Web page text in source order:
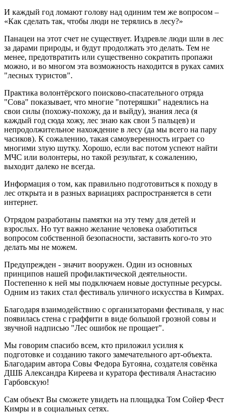
И каждый год ломают голову над одиним тем же вопросом –
«Как сделать так, чтобы люди не терялись в лесу?»
Панацеи на этот счет не существует. Издревле люди шли в лес
за дарами природы, и будут продолжать это делать. Тем не
менее, предотвратить или существенно сократить пропажи
можно, и во многом эта возможность находится в руках самих
"лесных туристов".
Практика волонтёрского поисково-спасательного отряда
"Сова" показывает, что многие "потеряшки" надеялись на
свои силы (похожу-похожу, да и выйду), знания леса (я
каждый год сюда хожу, лес знаю как свои 5 пальцев) и
непродолжительное нахождение в лесу (да мы всего на пару
часиков). К сожалению, такая самоуверенность играет со
многими злую шутку. Хорошо, если вас потом успеют найти
МЧС или волонтеры, но такой результат, к сожалению,
выходит далеко не всегда.
Информация о том, как правильно подготовиться к походу в
лес открыта и в разных вариациях распространяется в сети
интернет.
Отрядом разработаны памятки на эту тему для детей и
взрослых. Но тут важно желание человека озаботиться
вопросом собственной безопасности, заставить кого-то это
делать мы не можем.
Предупрежден - значит вооружен. Один из основных
принципов нашей профилактической деятельности.
Постепенно к ней мы подключаем новые доступные ресурсы.
Одним из таких стал фестиваль уличного искусства в Кимрах.
Благодаря взаимодействию с организаторами фестиваля, у нас
появилась стена с граффити в виде большой грозной совы и
звучной надписью "Лес ошибок не прощает".
Мы говорим спасибо всем, кто приложил усилия к
подготовке и созданию такого замечательного арт-объекта.
Благодарим автора Совы Федора Бугояна, создателя совёнка
ДШБ Александра Киреева и куратора фестиваля Анастасию
Гарбовскую!
Сам объект Вы сможете увидеть на площадка Том Сойер Фест
Кимры и в социальных сетях.